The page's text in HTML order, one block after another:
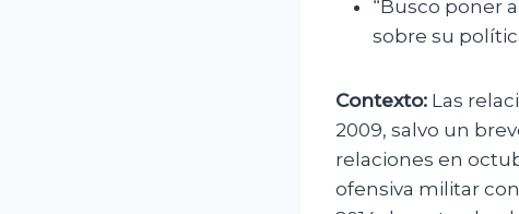
“Busco poner
sobre su
Contexto: Las
2009, salvo un
relaciones en
ofensiva militar